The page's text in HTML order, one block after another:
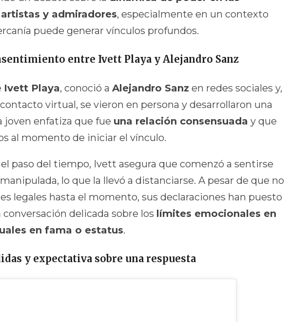
y admiradores, especialmente en un contexto
puede generar vínculos profundos.
entre Ivett Playa y Alejandro Sanz
Ivett Playa, conoció a Alejandro Sanz en redes sociales y,
virtual, se vieron en persona y desarrollaron una
joven enfatiza que fue una relación consensuada y que
al momento de iniciar el vínculo.
paso del tiempo, Ivett asegura que comenzó a sentirse
lo que la llevó a distanciarse. A pesar de que no
legales hasta el momento, sus declaraciones han puesto
delicada sobre los límites emocionales en
en fama o estatus.
y expectativa sobre una respuesta